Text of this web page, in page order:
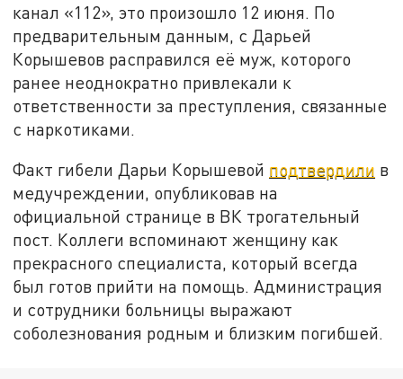
канал «112», это произошло 12 июня. По
предварительным данным, с Дарьей
Корышевов расправился её муж, которого
ранее неоднократно привлекали к
ответственности за преступления, связанные
с наркотиками.
Факт гибели Дарьи Корышевой подтвердили в
медучреждении, опубликовав на
официальной странице в ВК трогательный
пост. Коллеги вспоминают женщину как
прекрасного специалиста, который всегда
был готов прийти на помощь. Администрация
и сотрудники больницы выражают
соболезнования родным и близким погибшей.